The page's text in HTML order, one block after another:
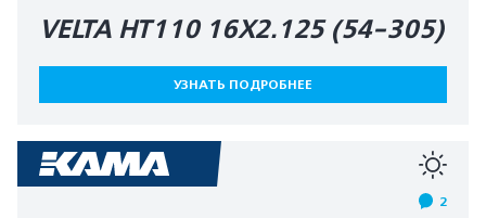
VELTA HT110 16X2.125 (54-305)
УЗНАТЬ ПОДРОБНЕЕ
2